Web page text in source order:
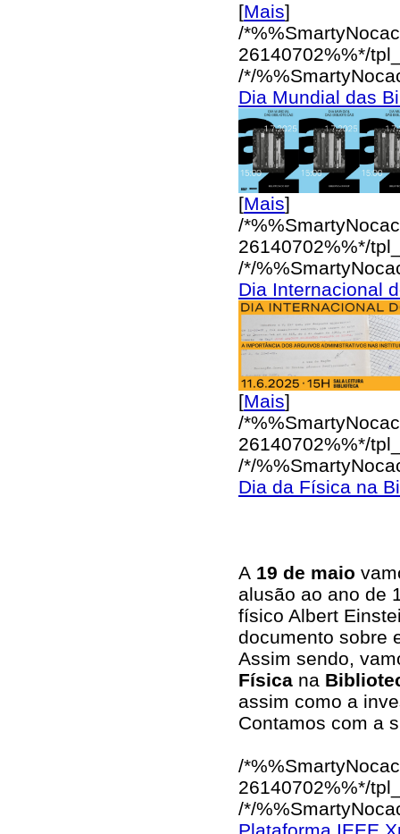
[Mais]
/
26140702%%*/
/*/
Dia Mundial das
[Mais]
/
26140702%%*/
/*/
Dia Internacional
[Mais]
/
26140702%%*/
/*/
Dia da Física na
A 19 de maio
alusão ao ano de
físico Albert
documento sobre
Assim sendo,
Física na
assim como a
Contamos com a
/
26140702%%*/
/*/